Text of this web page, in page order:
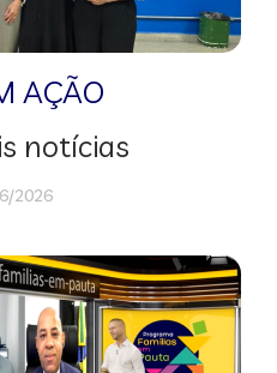
AÇÃO
notícias
2026